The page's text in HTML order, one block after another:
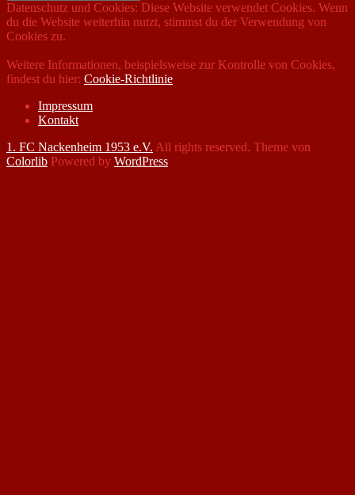
Datenschutz und Cookies: Diese Website verwendet Cookies. Wenn
du die Website weiterhin nutzt, stimmst du der Verwendung von
Cookies zu.
Weitere Informationen, beispielsweise zur Kontrolle von Cookies,
findest du hier: Cookie-Richtlinie
Impressum
Kontakt
1. FC Nackenheim 1953 e.V. All rights reserved. Theme von
Colorlib Powered by WordPress